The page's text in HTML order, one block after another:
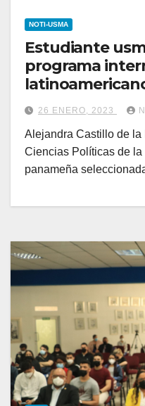
NOTI-USMA
Estudiante
programa
26 ENERO, 2023
Alejandra Castillo de
Ciencias Políticas de la
panameña